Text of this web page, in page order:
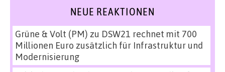
NEUE REAKTIONEN
Grüne & Volt (PM) zu DSW21 rechnet mit 700
Millionen Euro zusätzlich für Infrastruktur und
Modernisierung